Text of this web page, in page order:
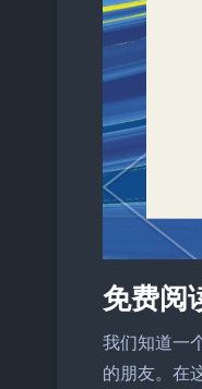
免费阅
我们知道一
的朋友。在